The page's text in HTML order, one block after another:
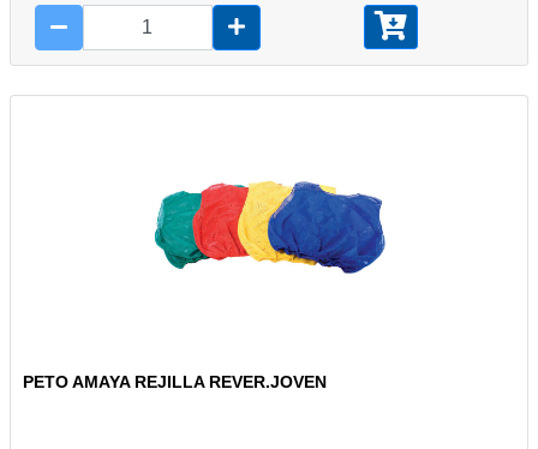
PETO AMAYA REJILLA REVER.JOVEN